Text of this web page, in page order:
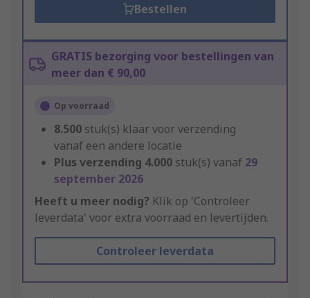
Bestellen
GRATIS bezorging voor bestellingen van
meer dan € 90,00
Op voorraad
8.500 stuk(s) klaar voor verzending
vanaf een andere locatie
Plus verzending 4.000 stuk(s) vanaf 29
september 2026
Heeft u meer nodig? Klik op 'Controleer
leverdata' voor extra voorraad en levertijden.
Controleer leverdata